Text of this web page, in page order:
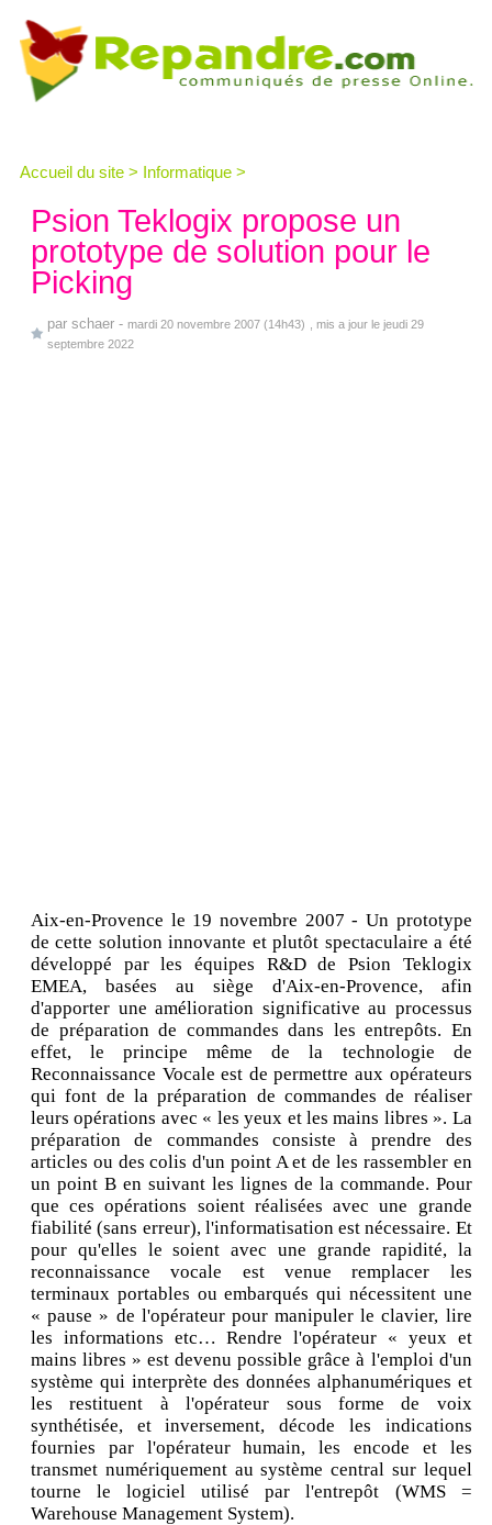
Accueil du site > Informatique >
Psion Teklogix propose un
prototype de solution pour le
Picking
par schaer - mardi 20 novembre 2007 (14h43)
, mis a jour le jeudi 29
septembre 2022
Aix-en-Provence le 19 novembre 2007 - Un prototype
de cette solution innovante et plutôt spectaculaire a été
développé par les équipes R&D de Psion Teklogix
EMEA, basées au siège d'Aix-en-Provence, afin
d'apporter une amélioration significative au processus
de préparation de commandes dans les entrepôts. En
effet, le principe même de la technologie de
Reconnaissance Vocale est de permettre aux opérateurs
qui font de la préparation de commandes de réaliser
leurs opérations avec « les yeux et les mains libres ». La
préparation de commandes consiste à prendre des
articles ou des colis d'un point A et de les rassembler en
un point B en suivant les lignes de la commande. Pour
que ces opérations soient réalisées avec une grande
fiabilité (sans erreur), l'informatisation est nécessaire. Et
pour qu'elles le soient avec une grande rapidité, la
reconnaissance vocale est venue remplacer les
terminaux portables ou embarqués qui nécessitent une
« pause » de l'opérateur pour manipuler le clavier, lire
les informations etc… Rendre l'opérateur « yeux et
mains libres » est devenu possible grâce à l'emploi d'un
système qui interprète des données alphanumériques et
les restituent à l'opérateur sous forme de voix
synthétisée, et inversement, décode les indications
fournies par l'opérateur humain, les encode et les
transmet numériquement au système central sur lequel
tourne le logiciel utilisé par l'entrepôt (WMS =
Warehouse Management System).